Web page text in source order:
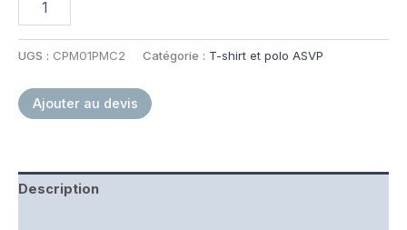
DOUBLE-
MC
ASVP
UGS : CPM01PMC2 Catégorie : T-shirt et polo ASVP
Ajouter au devis
Description